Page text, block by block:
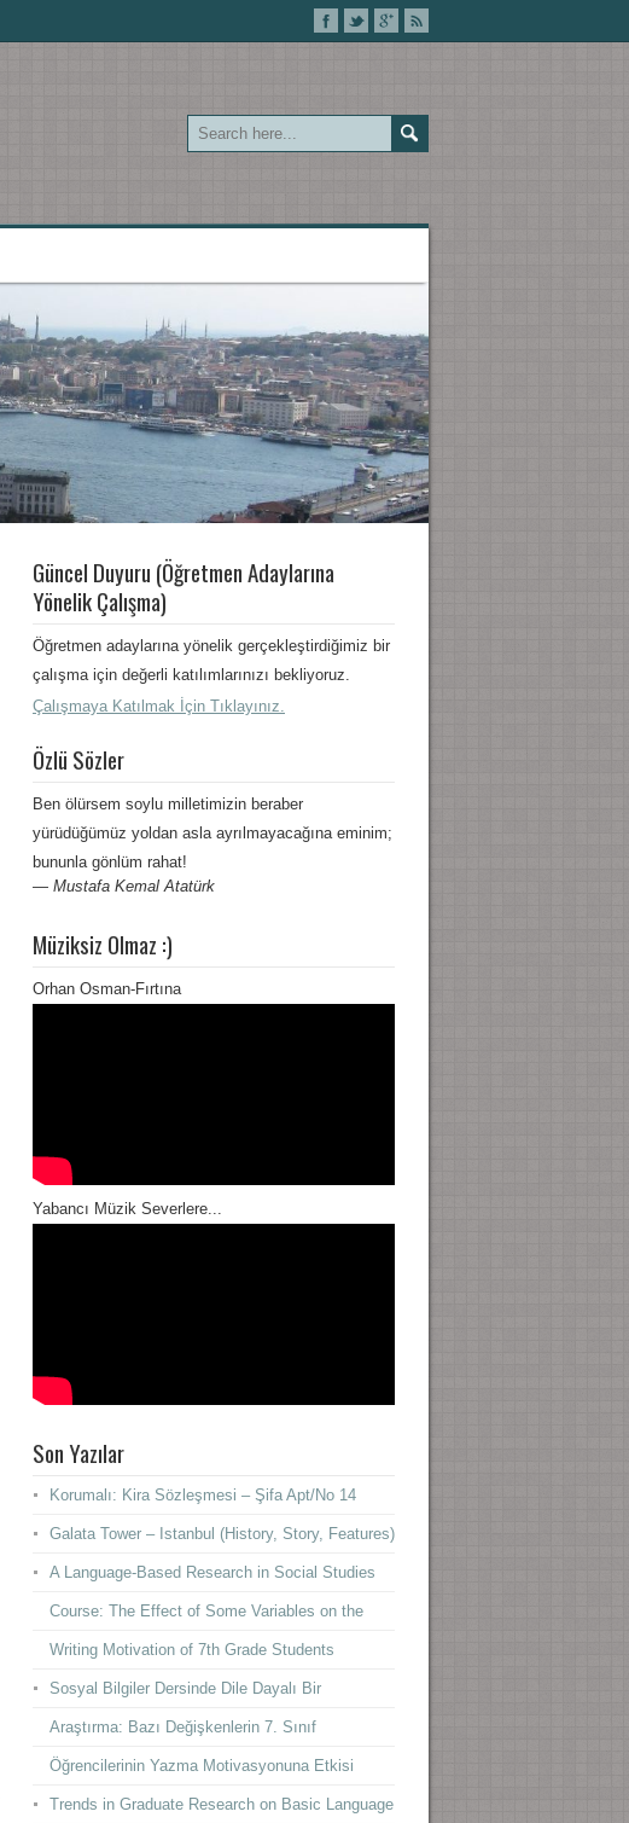
Güncel Duyuru (Öğretmen Adaylarına
Yönelik Çalışma)
Öğretmen adaylarına yönelik gerçekleştirdiğimiz bir
çalışma için değerli katılımlarınızı bekliyoruz.
Çalışmaya Katılmak İçin Tıklayınız.
Özlü Sözler
Ben ölürsem soylu milletimizin beraber
yürüdüğümüz yoldan asla ayrılmayacağına eminim;
bununla gönlüm rahat!
— Mustafa Kemal Atatürk
Müziksiz Olmaz :)
Orhan Osman-Fırtına
Yabancı Müzik Severlere...
Son Yazılar
Korumalı: Kira Sözleşmesi – Şifa Apt/No 14
Galata Tower – Istanbul (History, Story, Features)
A Language-Based Research in Social Studies
Course: The Effect of Some Variables on the
Writing Motivation of 7th Grade Students
Sosyal Bilgiler Dersinde Dile Dayalı Bir
Araştırma: Bazı Değişkenlerin 7. Sınıf
Öğrencilerinin Yazma Motivasyonuna Etkisi
Trends in Graduate Research on Basic Language